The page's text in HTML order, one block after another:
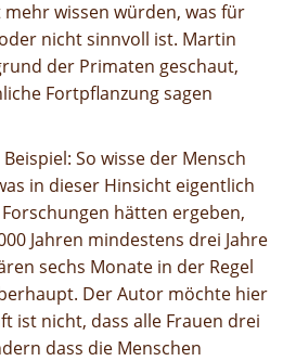
wissen würden, was für
nicht sinnvoll ist. Martin
der Primaten geschaut,
Fortpflanzung sagen
So wisse der Mensch
in dieser Hinsicht eigentlich
hätten ergeben,
Jahren mindestens drei Jahre
sechs Monate in der Regel
Der Autor möchte hier
ist nicht, dass alle Frauen drei
dass die Menschen